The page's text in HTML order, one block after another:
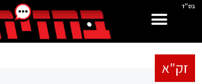
בס"ד
זק"א